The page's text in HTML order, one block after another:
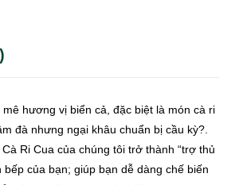
hương vị biển cả, đặc biệt là món cà ri
đà nhưng ngại khâu chuẩn bị cầu kỳ?.
Ri Cua của chúng tôi trở thành “trợ thủ
bếp của bạn; giúp bạn dễ dàng chế biến